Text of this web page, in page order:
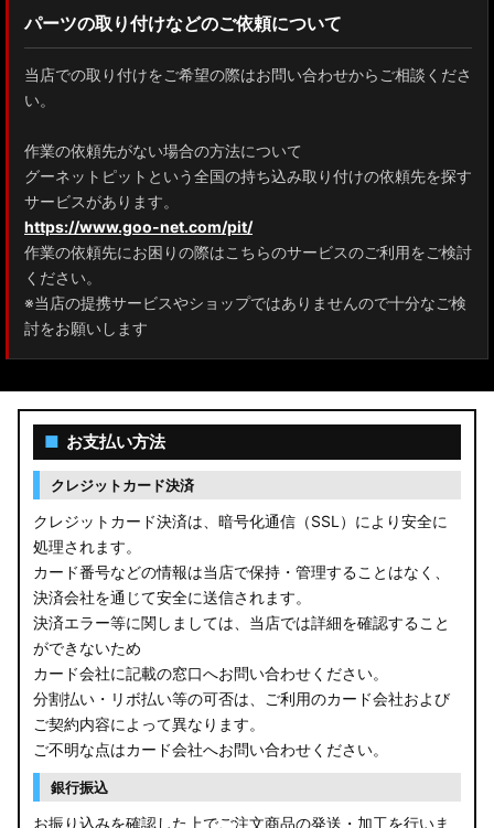
パーツの取り付けなどのご依頼について
当店での取り付けをご希望の際はお問い合わせからご相談くださ
い。
作業の依頼先がない場合の方法について
グーネットピットという全国の持ち込み取り付けの依頼先を探す
サービスがあります。
https://www.goo-net.com/pit/
作業の依頼先にお困りの際はこちらのサービスのご利用をご検討
ください。
※当店の提携サービスやショップではありませんので十分なご検
討をお願いします
■ お支払い方法
クレジットカード決済
クレジットカード決済は、暗号化通信（SSL）により安全に
処理されます。
カード番号などの情報は当店で保持・管理することはなく、
決済会社を通じて安全に送信されます。
決済エラー等に関しましては、当店では詳細を確認すること
ができないため
カード会社に記載の窓口へお問い合わせください。
分割払い・リボ払い等の可否は、ご利用のカード会社および
ご契約内容によって異なります。
ご不明な点はカード会社へお問い合わせください。
銀行振込
お振り込みを確認した上でご注文商品の発送・加工を行いま